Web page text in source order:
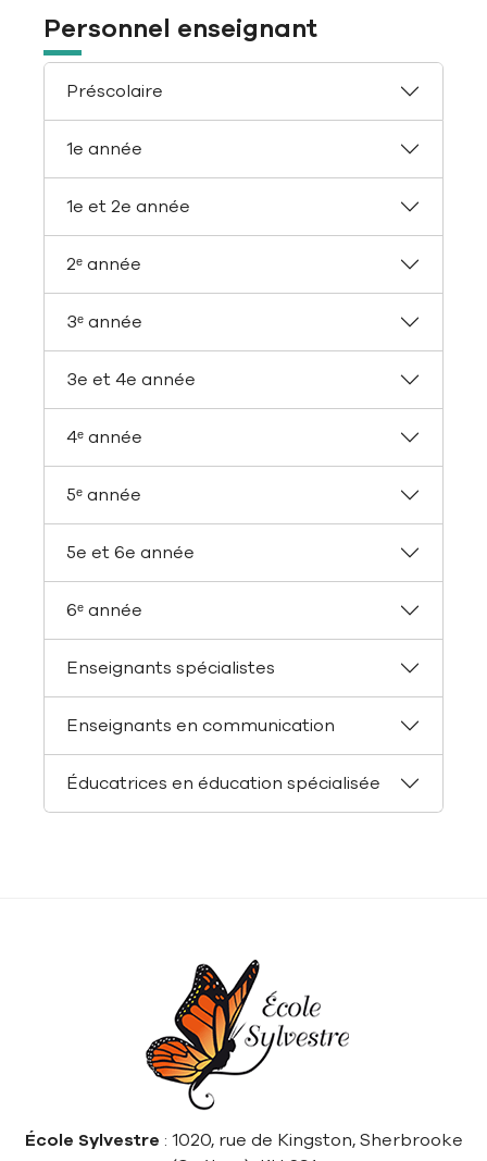
Personnel enseignant
Préscolaire
1e année
1e et 2e année
2ᵉ année
3ᵉ année
3e et 4e année
4ᵉ année
5ᵉ année
5e et 6e année
6ᵉ année
Enseignants spécialistes
Enseignants en communication
Éducatrices en éducation spécialisée
École Sylvestre : 1020, rue de Kingston, Sherbrooke